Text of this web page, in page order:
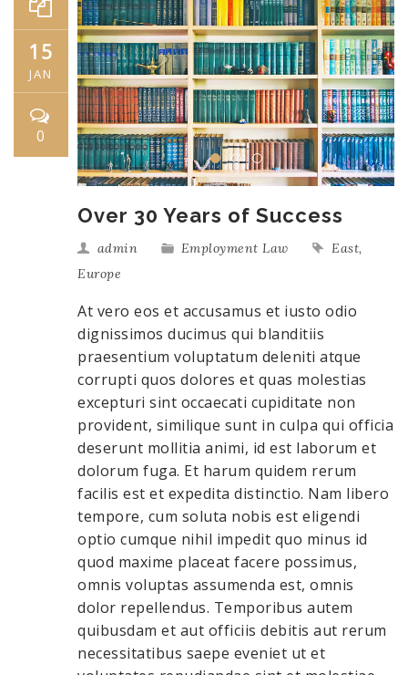
15
JAN
0
Over 30 Years of Success
admin Employment Law East,
Europe
At vero eos et accusamus et iusto odio
dignissimos ducimus qui blanditiis
praesentium voluptatum deleniti atque
corrupti quos dolores et quas molestias
excepturi sint occaecati cupiditate non
provident, similique sunt in culpa qui officia
deserunt mollitia animi, id est laborum et
dolorum fuga. Et harum quidem rerum
facilis est et expedita distinctio. Nam libero
tempore, cum soluta nobis est eligendi
optio cumque nihil impedit quo minus id
quod maxime placeat facere possimus,
omnis voluptas assumenda est, omnis
dolor repellendus. Temporibus autem
quibusdam et aut officiis debitis aut rerum
necessitatibus saepe eveniet ut et